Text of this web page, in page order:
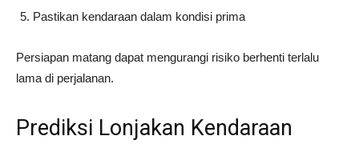
Pastikan kendaraan dalam kondisi prima
Persiapan matang dapat mengurangi risiko berhenti terlalu
lama di perjalanan.
Prediksi Lonjakan Kendaraan